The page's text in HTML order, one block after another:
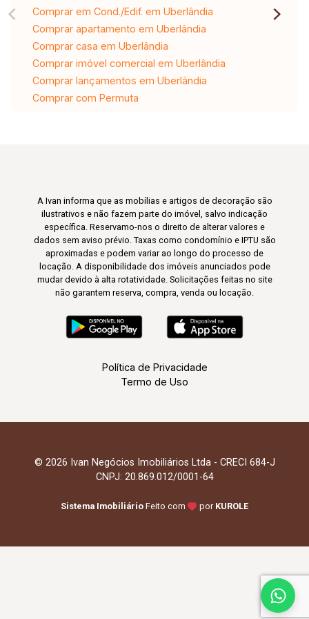
Habite-Se Em Dia Documentada E Desimpedida
De Financiamento
Comprar em Cond./Edif. em Uberlândia
Comprar apartamento em Uberlândia
Comprar casa em Uberlândia
Comprar imóvel comercial em Uberlândia
Comprar lançamentos em Uberlândia
Comprar com Permuta
A Ivan informa que as mobílias e artigos de decoração são
ilustrativos e não fazem parte do imóvel, salvo indicação
específica. Reservamo-nos o direito de alterar valores e
dados sem aviso prévio. Taxas como condomínio e IPTU são
aproximadas e podem variar ao longo do processo de
locação. A disponibilidade dos imóveis anunciados pode
mudar devido à alta rotatividade. Solicitações feitas no site
não garantem reserva, compra, venda ou locação.
Política de Privacidade
Termo de Uso
© 2026 Ivan Negócios Imobiliários Ltda - CRECI 684-J
CNPJ: 20.869.012/0001-64
Sistema Imobiliário Feito com por KUROLE